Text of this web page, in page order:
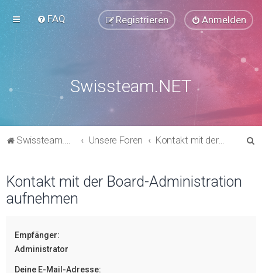
FAQ Anmelden
Registrieren
Swissteam.NET
Swissteam.NET Unsere Foren Kontakt mit der Board-Administration aufnehmen
Kontakt mit der Board-Administration
aufnehmen
Empfänger:
Administrator
Deine E-Mail-Adresse: